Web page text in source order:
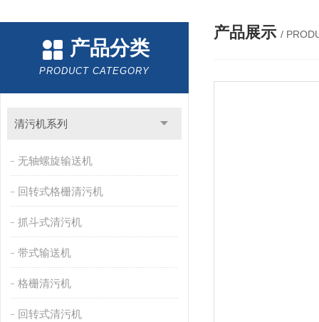
产品分类
PRODUCT CATEGORY
清污机系列
无轴螺旋输送机
回转式格栅清污机
抓斗式清污机
带式输送机
格栅清污机
回转式清污机
产品展示 /